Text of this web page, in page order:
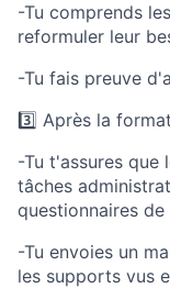
-Tu comprends
reformuler leur
-Tu fais preuve
3️⃣ Après la
-Tu t'assures que
tâches
questionnaires
-Tu envoies un
les supports vus